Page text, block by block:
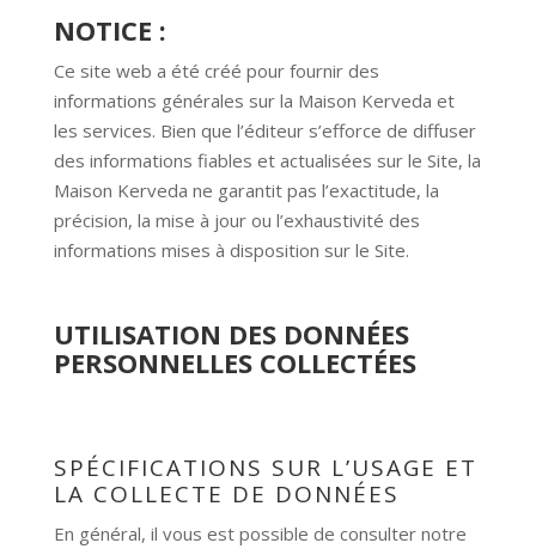
NOTICE :
Ce site web a été créé pour fournir des
informations générales sur la Maison Kerveda et
les services. Bien que l’éditeur s’efforce de diffuser
des informations fiables et actualisées sur le Site, la
Maison Kerveda ne garantit pas l’exactitude, la
précision, la mise à jour ou l’exhaustivité des
informations mises à disposition sur le Site.
UTILISATION DES DONNÉES
PERSONNELLES COLLECTÉES
SPÉCIFICATIONS SUR L’USAGE ET
LA COLLECTE DE DONNÉES
En général, il vous est possible de consulter notre